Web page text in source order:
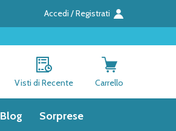
Accedi / Registrati
Visti di Recente Carrello
Blog Sorprese